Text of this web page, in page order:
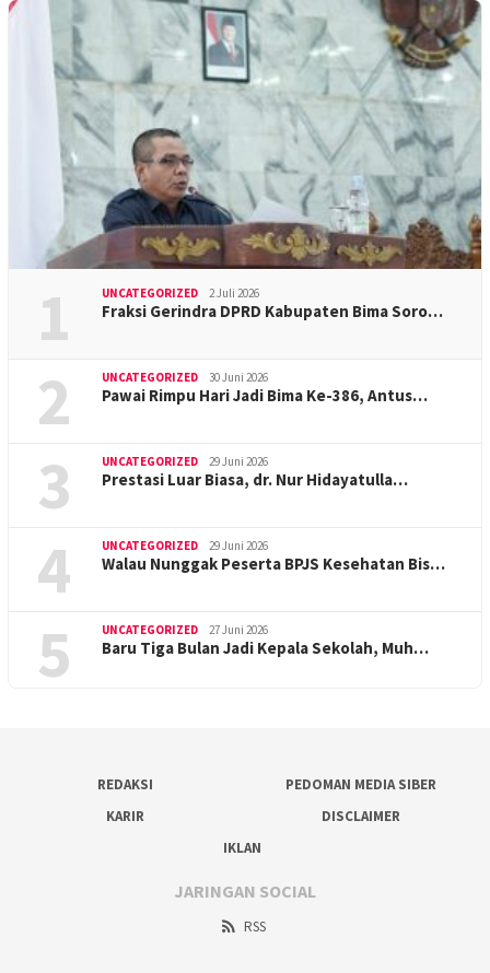
1 UNCATEGORIZED 2 Juli 2026
Fraksi Gerindra DPRD Kabupaten Bima Soro…
2 UNCATEGORIZED 30 Juni 2026
Pawai Rimpu Hari Jadi Bima Ke-386, Antus…
3 UNCATEGORIZED 29 Juni 2026
Prestasi Luar Biasa, dr. Nur Hidayatulla…
4 UNCATEGORIZED 29 Juni 2026
Walau Nunggak Peserta BPJS Kesehatan Bis…
5 UNCATEGORIZED 27 Juni 2026
Baru Tiga Bulan Jadi Kepala Sekolah, Muh…
REDAKSI
PEDOMAN MEDIA SIBER
KARIR
DISCLAIMER
IKLAN
JARINGAN SOCIAL
RSS